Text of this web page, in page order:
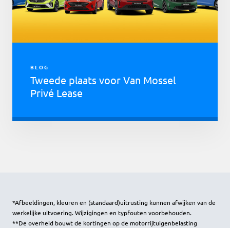
BLOG
Tweede plaats voor Van Mossel
Privé Lease
*Afbeeldingen, kleuren en (standaard)uitrusting kunnen afwijken van de
werkelijke uitvoering. Wijzigingen en typfouten voorbehouden.
**De overheid bouwt de kortingen op de motorrijtuigenbelasting